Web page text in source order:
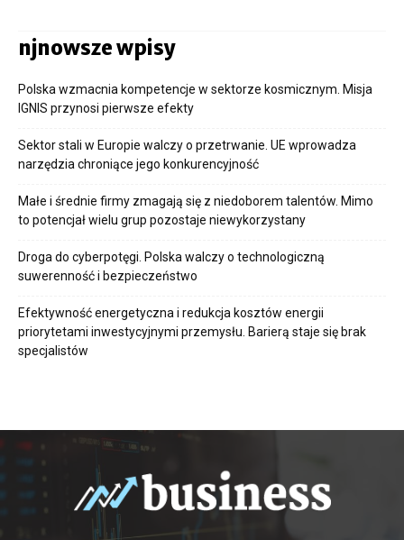
njnowsze wpisy
Polska wzmacnia kompetencje w sektorze kosmicznym. Misja
IGNIS przynosi pierwsze efekty
Sektor stali w Europie walczy o przetrwanie. UE wprowadza
narzędzia chroniące jego konkurencyjność
Małe i średnie firmy zmagają się z niedoborem talentów. Mimo
to potencjał wielu grup pozostaje niewykorzystany
Droga do cyberpotęgi. Polska walczy o technologiczną
suwerenność i bezpieczeństwo
Efektywność energetyczna i redukcja kosztów energii
priorytetami inwestycyjnymi przemysłu. Barierą staje się brak
specjalistów